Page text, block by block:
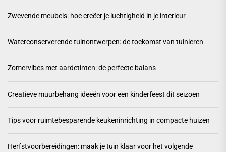
Zwevende meubels: hoe creëer je luchtigheid in je interieur
Waterconserverende tuinontwerpen: de toekomst van tuinieren
Zomervibes met aardetinten: de perfecte balans
Creatieve muurbehang ideeën voor een kinderfeest dit seizoen
Tips voor ruimtebesparende keukeninrichting in compacte huizen
Herfstvoorbereidingen: maak je tuin klaar voor het volgende